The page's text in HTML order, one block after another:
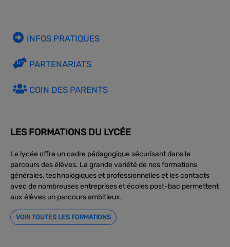
INFOS PRATIQUES
PARTENARIATS
COIN DES PARENTS
LES FORMATIONS DU LYCÉE
Le lycée offre un cadre pédagogique sécurisant dans le
parcours des élèves. La grande variété de nos formations
générales, technologiques et professionnelles et les contacts
avec de nombreuses entreprises et écoles post-bac permettent
aux élèves un parcours ambitieux.
VOIR TOUTES LES FORMATIONS